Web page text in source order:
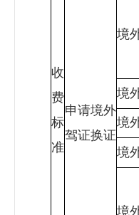
收
费
标
准
申请境外
驾证换证
境
境
境
境
境